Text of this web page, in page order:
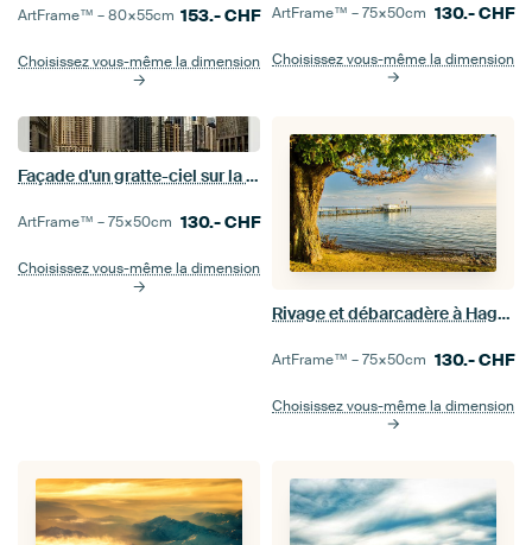
ArtFrame™ –80×55cm 153.-CHF
Choisissez vous-même la dimension
ArtFrame™ –75×50cm 130.-CHF
Choisissez vous-même la dimension
Façade d'un gratte-ciel sur la rivière Chicago à Chicago, Illinois, États-Unis.
ArtFrame™ –75×50cm 130.-CHF
Choisissez vous-même la dimension
Rivage et débarcadère à Hagnau sur le lac de Constance avec le soleil en contre-jour en Allemagne
ArtFrame™ –75×50cm 130.-CHF
Choisissez vous-même la dimension